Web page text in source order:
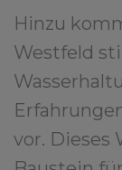
Hinzu
Westfeld
vor. Dieses